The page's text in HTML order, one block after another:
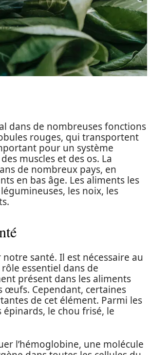
dans de nombreuses fonctions
rouges, qui transportent
pour un système
muscles et des os. La
de nombreux pays, en
en bas âge. Les aliments les
les noix, les
santé. Il est nécessaire au
essentiel dans de
présent dans les aliments
œufs. Cependant, certaines
de cet élément. Parmi les
le chou frisé, le
l’hémoglobine, une molécule